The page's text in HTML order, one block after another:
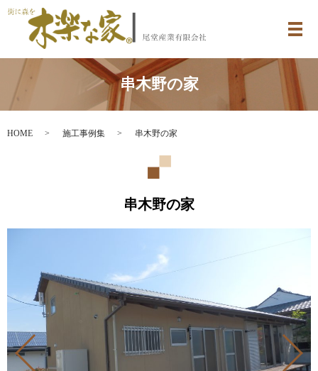
メ
串木野の家
HOME 施工事例集 串木野の家
串木野の家